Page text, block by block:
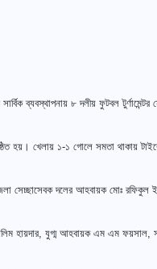
ব্যবস্থাপনায় ৮ দলীয় ফুটবল
হয়। খেলায় ১-১ গোলে সমতা থাকায়
সেচ্ছাসেবক দলের আহবায়ক মোঃ
হায়দার, যুগ্ম আহবায়ক এম এম